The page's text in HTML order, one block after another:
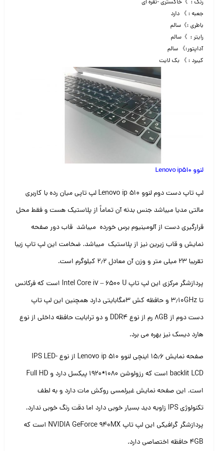
رنگ : 》خاکستری -نقره ای
جعبه : 》 دارد
باطری :》سالم
رایتر : 》سالم
آداپتور:》 سالم
کیبرد : 》 بک لایت
لنوو Lenovo ip510
لپ تاپ دست دوم لنوو Lenovo ip 510 لپ تاپی میان رده با کاربری
مالتی مدیا میباشد جنس بدنه آن تماماً از پلاستیک هست و فقط محل
قرارگیری دست از آلومینیوم برس خورده میباشد قاب دور صفحه
نمایش و قاب زیرین نیز از پلاستیک میباشد. ضخامت این لپ تاپ زیبا
تقریبا ۲۳ میلی متر و وزن آن معادل ۲٫۲ کیلوگرم است.
پردازشگر مرکزی این لپ تاپ Intel Core i7 – 6500 U است که فرکانس
تا ۳٫۱۰GHz و حافظه کش ۳مگابایتی دارد همچنین این لپ تاپ
دست دوم از ۸GB رم از نوع DDR4 و دو ترابایت حافظه داخلی از نوع
هارد دیسک نیز بهره می برد.
صفحه نمایش ۱۵٫۶ اینچی لنوو Lenovo ip 510 از نوع IPS LED-
backlit LCD است که رزولوشن ۱۰۸۰*۱۹۲۰ پیکسل دارد و Full HD
است. این صفحه نمایش غیرلمسی روکش مات دارد و به لطف
تکنولوژی IPS زاویه دید بسیار خوبی دارد اما دقت رنگ خوبی ندارد.
پردازشگر گرافیکی این لپ تاپ NVIDIA GeForce 940MX است که
۴GB حافظه اختصاصی دارد.